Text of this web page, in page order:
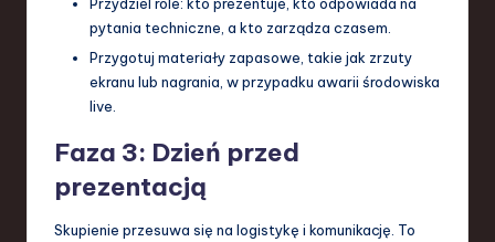
pytania techniczne, a kto zarządza czasem.
Przygotuj materiały zapasowe, takie jak zrzuty
ekranu lub nagrania, w przypadku awarii środowiska
live.
Faza 3: Dzień przed
prezentacją
Skupienie przesuwa się na logistykę i komunikację. To